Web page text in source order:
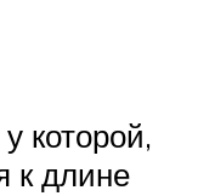
которой,
к длине